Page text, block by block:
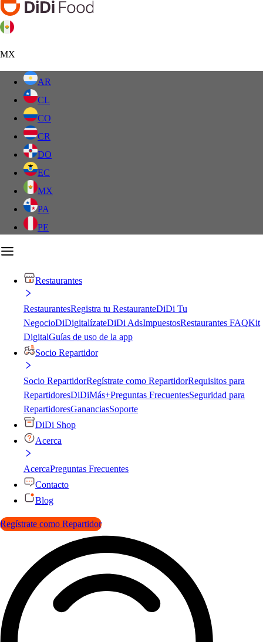
MX
AR
CL
CO
CR
DO
EC
MX
PA
PE
Restaurantes
RestaurantesRegistra tu RestauranteDiDi Tu
NegocioDiDigitalízateDiDi AdsImpuestosRestaurantes FAQKit
DigitalGuías de uso de la app
Socio Repartidor
Socio RepartidorRegístrate como RepartidorRequisitos para
RepartidoresDiDiMás+Preguntas FrecuentesSeguridad para
RepartidoresGananciasSoporte
DiDi Shop
Acerca
AcercaPreguntas Frecuentes
Contacto
Blog
Regístrate como Repartidor